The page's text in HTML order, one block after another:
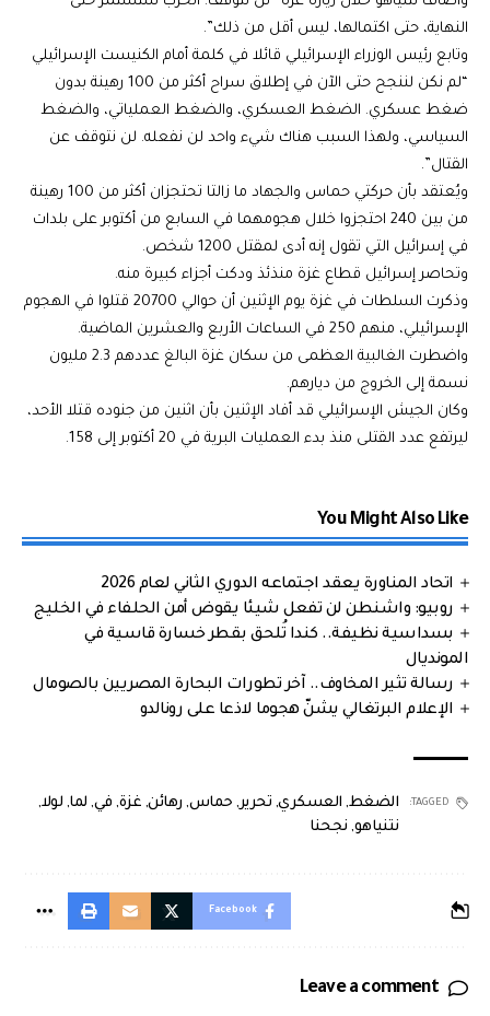
النهاية، حتى اكتمالها، ليس أقل من ذلك”.
وتابع رئيس الوزراء الإسرائيلي قائلا في كلمة أمام الكنيست الإسرائيلي
“لم نكن لننجح حتى الآن في إطلاق سراح أكثر من 100 رهينة بدون
ضغط عسكري. الضغط العسكري، والضغط العملياتي، والضغط
السياسي، ولهذا السبب هناك شيء واحد لن نفعله. لن نتوقف عن
القتال”.
ويُعتقد بأن حركتي حماس والجهاد ما زالتا تحتجزان أكثر من 100 رهينة
من بين 240 احتجزوا خلال هجومهما في السابع من أكتوبر على بلدات
في إسرائيل التي تقول إنه أدى لمقتل 1200 شخص.
وتحاصر إسرائيل قطاع غزة منذئذ ودكت أجزاء كبيرة منه.
وذكرت السلطات في غزة يوم الإثنين أن حوالي 20700 قتلوا في الهجوم
الإسرائيلي، منهم 250 في الساعات الأربع والعشرين الماضية.
واضطرت الغالبية العظمى من سكان غزة البالغ عددهم 2.3 مليون
نسمة إلى الخروج من ديارهم.
وكان الجيش الإسرائيلي قد أفاد الإثنين بأن اثنين من جنوده قتلا الأحد،
ليرتفع عدد القتلى منذ بدء العمليات البرية في 20 أكتوبر إلى 158.
You Might Also Like
اتحاد المناورة يعقد اجتماعه الدوري الثاني لعام 2026
روبيو: واشنطن لن تفعل شيئا يقوض أمن الحلفاء في الخليج
بسداسية نظيفة.. كندا تُلحق بقطر خسارة قاسية في
المونديال
رسالة تثير المخاوف.. آخر تطورات البحارة المصريين بالصومال
الإعلام البرتغالي يشنّ هجوما لاذعا على رونالدو
TAGGED: الضغط, العسكري, تحرير , حماس, رهائن, غزة, في, لما, لولا,
نتنياهو, نجحنا
Facebook
Leave a comment